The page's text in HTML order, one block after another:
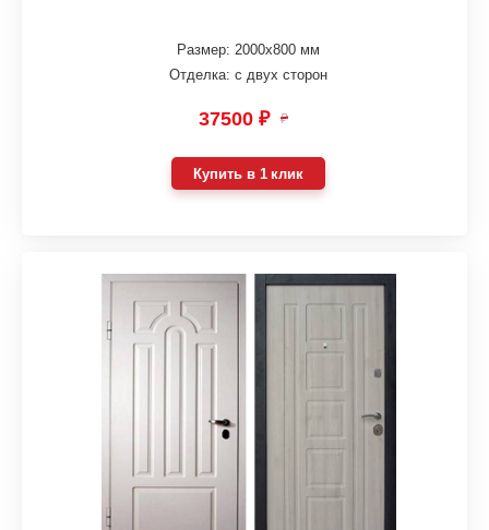
Размер: 2000х800 мм
Отделка: с двух сторон
37500 ₽ ₽
Купить в 1 клик